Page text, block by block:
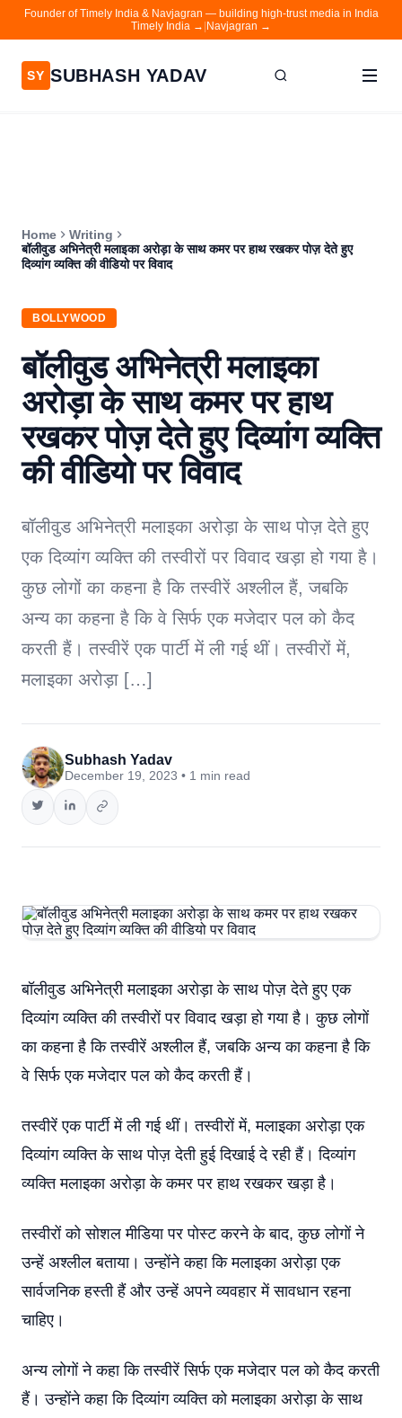
Founder of Timely India & Navjagran — building high-trust media in India
Timely India → Navjagran →
SY SUBHASH YADAV
Contact
Navjagran
Home
Writing
बॉलीवुड अभिनेत्री मलाइका अरोड़ा के साथ कमर पर हाथ रखकर पोज़ देते हुए
दिव्यांग व्यक्ति की वीडियो पर विवाद
BOLLYWOOD
बॉलीवुड अभिनेत्री मलाइका
अरोड़ा के साथ कमर पर हाथ
रखकर पोज़ देते हुए दिव्यांग व्यक्ति
की वीडियो पर विवाद
बॉलीवुड अभिनेत्री मलाइका अरोड़ा के साथ पोज़ देते हुए
एक दिव्यांग व्यक्ति की तस्वीरों पर विवाद खड़ा हो गया है।
कुछ लोगों का कहना है कि तस्वीरें अश्लील हैं, जबकि
अन्य का कहना है कि वे सिर्फ एक मजेदार पल को कैद
करती हैं। तस्वीरें एक पार्टी में ली गई थीं। तस्वीरों में,
मलाइका अरोड़ा […]
Subhash Yadav
December 19, 2023 • 1 min read
बॉलीवुड अभिनेत्री मलाइका अरोड़ा के साथ पोज़ देते हुए एक
दिव्यांग व्यक्ति की तस्वीरों पर विवाद खड़ा हो गया है। कुछ लोगों
का कहना है कि तस्वीरें अश्लील हैं, जबकि अन्य का कहना है कि
वे सिर्फ एक मजेदार पल को कैद करती हैं।
तस्वीरें एक पार्टी में ली गई थीं। तस्वीरों में, मलाइका अरोड़ा एक
दिव्यांग व्यक्ति के साथ पोज़ देती हुई दिखाई दे रही हैं। दिव्यांग
व्यक्ति मलाइका अरोड़ा के कमर पर हाथ रखकर खड़ा है।
तस्वीरों को सोशल मीडिया पर पोस्ट करने के बाद, कुछ लोगों ने
उन्हें अश्लील बताया। उन्होंने कहा कि मलाइका अरोड़ा एक
सार्वजनिक हस्ती हैं और उन्हें अपने व्यवहार में सावधान रहना
चाहिए।
अन्य लोगों ने कहा कि तस्वीरें सिर्फ एक मजेदार पल को कैद करती
हैं। उन्होंने कहा कि दिव्यांग व्यक्ति को मलाइका अरोड़ा के साथ